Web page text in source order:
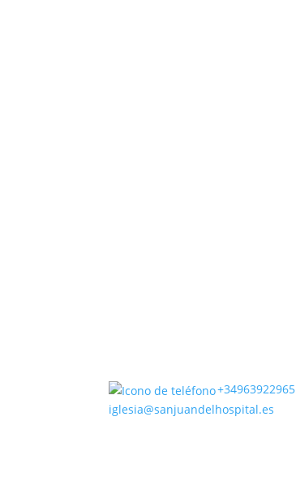
+34963922965
iglesia@sanjuandelhospital.es